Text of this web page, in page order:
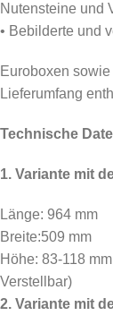
Nutensteine und
• Bebilderte und
Euroboxen
Lieferumfang
Technische
1. Variante mit
Länge: 964 mm
Breite:509 mm
Höhe: 83-118
Verstellbar)
2. Variante mit